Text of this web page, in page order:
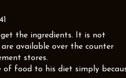
the ingredients. It is not
available over the counter
stores.
of food to his diet simply